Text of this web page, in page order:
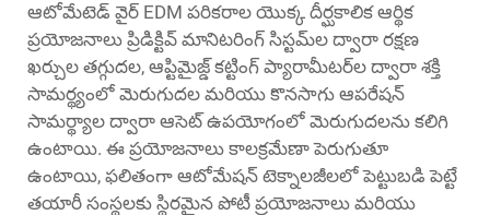
ఆటోమేటెడ్ వైర్ EDM పరికరాల యొక్క దీర్ఘకాలిక ఆర్థిక
ప్రయోజనాలు ప్రిడిక్టివ్ మానిటరింగ్ సిస్టమ్‌ల ద్వారా రక్షణ
ఖర్చుల తగ్గుదల, ఆప్టిమైజ్డ్ కట్టింగ్ ప్యారామీటర్‌ల ద్వారా శక్తి
సామర్థ్యంలో మెరుగుదల మరియు కొనసాగు ఆపరేషన్
సామర్థ్యాల ద్వారా ఆసెట్ ఉపయోగంలో మెరుగుదలను కలిగి
ఉంటాయి. ఈ ప్రయోజనాలు కాలక్రమేణా పెరుగుతూ
ఉంటాయి, ఫలితంగా ఆటోమేషన్ టెక్నాలజీలలో పెట్టుబడి పెట్టే
తయారీ సంస్థలకు స్థిరమైన పోటీ ప్రయోజనాలు మరియు